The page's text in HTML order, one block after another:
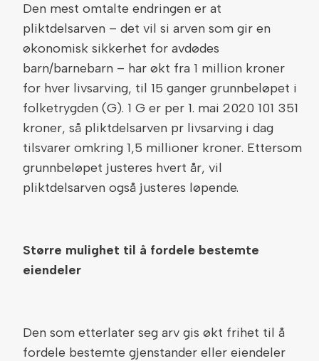
Den mest omtalte endringen er at
pliktdelsarven – det vil si arven som gir en
økonomisk sikkerhet for avdødes
barn/barnebarn – har økt fra 1 million kroner
for hver livsarving, til 15 ganger grunnbeløpet i
folketrygden (G). 1 G er per 1. mai 2020 101 351
kroner, så pliktdelsarven pr livsarving i dag
tilsvarer omkring 1,5 millioner kroner. Ettersom
grunnbeløpet justeres hvert år, vil
pliktdelsarven også justeres løpende.
Større mulighet til å fordele bestemte
eiendeler
Den som etterlater seg arv gis økt frihet til å
fordele bestemte gjenstander eller eiendeler